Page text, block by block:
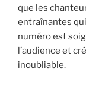
que les
entraînantes
numéro est
l’audience et
inoubliable.